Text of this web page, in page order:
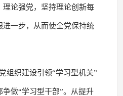
论强党，坚持理论创新每
一步，从而使全党保持统
组织建设引领“学习型机关”
做“学习型干部”。从提升